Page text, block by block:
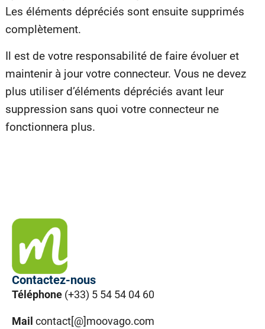
Les éléments dépréciés sont ensuite supprimés
complètement.
Il est de votre responsabilité de faire évoluer et
maintenir à jour votre connecteur. Vous ne devez
plus utiliser d’éléments dépréciés avant leur
suppression sans quoi votre connecteur ne
fonctionnera plus.
Contactez-nous
Téléphone (+33) 5 54 54 04 60
Mail contact[@]moovago.com